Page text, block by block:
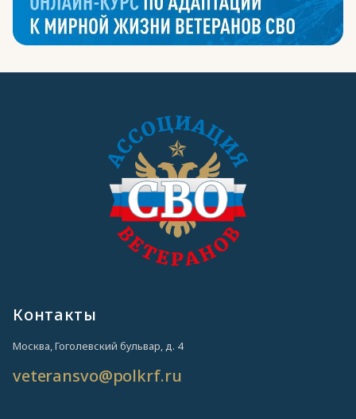
Контакты
Москва, Гоголевский бульвар, д. 4
veteransvo@polkrf.ru